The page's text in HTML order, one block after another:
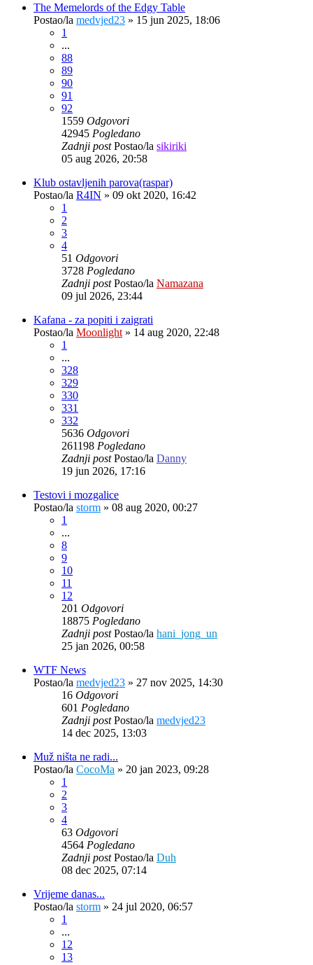
The Memelords of the Edgy Table
Postao/la medvjed23 » 15 jun 2025, 18:06
1
...
88
89
90
91
92
1559 Odgovori
42945 Pogledano
Zadnji postPostao/la sikiriki
05 aug 2026, 20:58
Klub ostavljenih parova(raspar)
Postao/la R4IN » 09 okt 2020, 16:42
1
2
3
4
51 Odgovori
3728 Pogledano
Zadnji postPostao/la Namazana
09 jul 2026, 23:44
Kafana - za popiti i zaigrati
Postao/la Moonlight » 14 aug 2020, 22:48
1
...
328
329
330
331
332
5636 Odgovori
261198 Pogledano
Zadnji postPostao/la Danny
19 jun 2026, 17:16
Testovi i mozgalice
Postao/la storm » 08 aug 2020, 00:27
1
...
8
9
10
11
12
201 Odgovori
18875 Pogledano
Zadnji postPostao/la hani_jong_un
25 jan 2026, 00:58
WTF News
Postao/la medvjed23 » 27 nov 2025, 14:30
16 Odgovori
601 Pogledano
Zadnji postPostao/la medvjed23
14 dec 2025, 13:03
Muž ništa ne radi...
Postao/la CocoMa » 20 jan 2023, 09:28
1
2
3
4
63 Odgovori
4564 Pogledano
Zadnji postPostao/la Duh
08 dec 2025, 07:14
Vrijeme danas...
Postao/la storm » 24 jul 2020, 06:57
1
...
12
13